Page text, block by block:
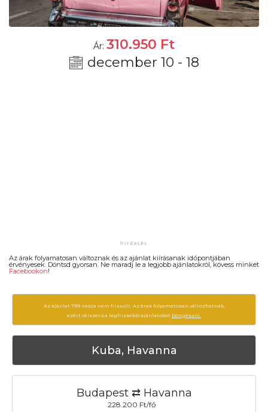
Ár: 310.950 Ft
december 10 - 18
Az árak folyamatosan változnak és az ajánlat kiírásanak időpontjában
érvényesek. Döntsd gyorsan. Ne maradj le a legjobb ajánlatokról, kövess minket
Facebookon!
Az ajánlat 799 napja nem frissült. Az árak folyamatosan változhatnak,
ezért célszerű a legfrissebb ajánlatokat böngészni.
Kuba, Havanna
Budapest ⇄ Havanna
228.200 Ft/fő